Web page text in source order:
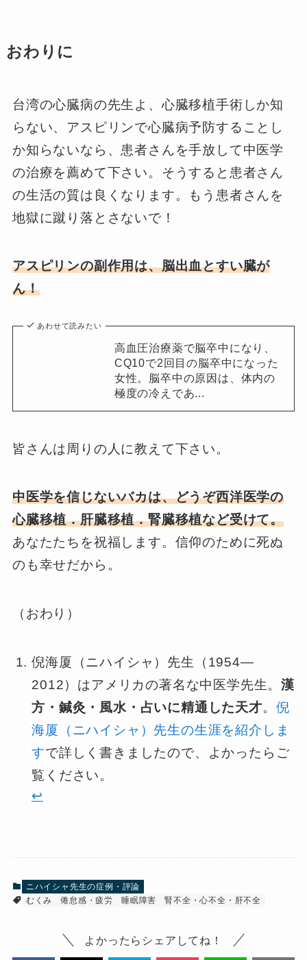
おわりに
台湾の心臓病の先生よ、心臓移植手術しか知
らない、アスピリンで心臓病予防することし
か知らないなら、患者さんを手放して中医学
の治療を薦めて下さい。そうすると患者さん
の生活の質は良くなります。もう患者さんを
地獄に蹴り落とさないで！
アスピリンの副作用は、脳出血とすい臓が
ん！
あわせて読みたい
高血圧治療薬で脳卒中になり、
CQ10で2回目の脳卒中になった
女性。脳卒中の原因は、体内の
極度の冷えであ...
皆さんは周りの人に教えて下さい。
中医学を信じないバカは、どうぞ西洋医学の
心臓移植．肝臓移植．腎臓移植など受けて。
あなたたちを祝福します。信仰のために死ぬ
のも幸せだから。
（おわり）
倪海厦（ニハイシャ）先生（1954—
2012）はアメリカの著名な中医学先生。漢
方・鍼灸・風水・占いに精通した天才。 倪
海厦（ニハイシャ）先生の生涯を紹介しま
すで詳しく書きましたので、よかったらご
覧ください。
↩︎
ニハイシャ先生の症例・評論
むくみ
倦怠感・疲労 睡眠障害 腎不全・心不全・肝不全
よかったらシェアしてね！